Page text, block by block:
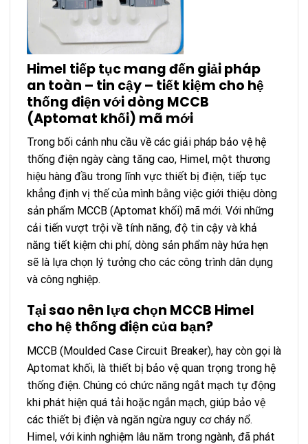
Himel tiếp tục mang đến giải pháp
an toàn – tin cậy – tiết kiệm cho hệ
thống điện với dòng MCCB
(Aptomat khối) mã mới
Trong bối cảnh nhu cầu về các giải pháp bảo vệ hệ
thống điện ngày càng tăng cao, Himel, một thương
hiệu hàng đầu trong lĩnh vực thiết bị điện, tiếp tục
khẳng định vị thế của mình bằng việc giới thiệu dòng
sản phẩm MCCB (Aptomat khối) mã mới. Với những
cải tiến vượt trội về tính năng, độ tin cậy và khả
năng tiết kiệm chi phí, dòng sản phẩm này hứa hẹn
sẽ là lựa chọn lý tưởng cho các công trình dân dụng
và công nghiệp.
Tại sao nên lựa chọn MCCB Himel
cho hệ thống điện của bạn?
MCCB (Moulded Case Circuit Breaker), hay còn gọi là
Aptomat khối, là thiết bị bảo vệ quan trọng trong hệ
thống điện. Chúng có chức năng ngắt mạch tự động
khi phát hiện quá tải hoặc ngắn mạch, giúp bảo vệ
các thiết bị điện và ngăn ngừa nguy cơ cháy nổ.
Himel, với kinh nghiệm lâu năm trong ngành, đã phát